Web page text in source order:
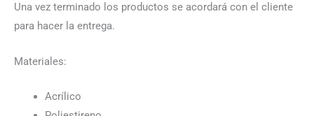
Una vez terminado los productos se acordará con el cliente
para hacer la entrega.
Materiales:
Acrílico